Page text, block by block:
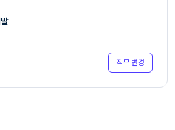
직무 변경